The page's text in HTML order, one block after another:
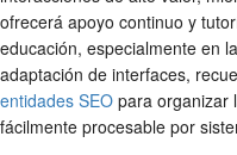
ofrecerá apoyo continuo y
educación, especialmente en
adaptación de interfaces,
entidades SEO para organizar
fácilmente procesable por